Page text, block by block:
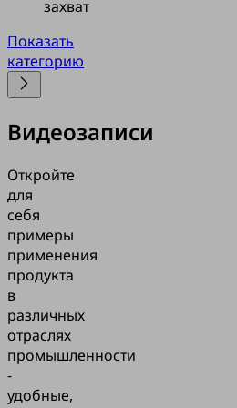
захват
Показать
категорию
Видеозаписи
Откройте
для
себя
примеры
применения
продукта
в
различных
отраслях
промышленности
-
удобные,